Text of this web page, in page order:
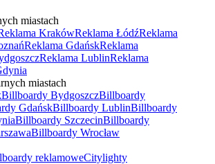
miastach
KrakówReklama ŁódźReklama
Reklama GdańskReklama
Reklama LublinReklama
miastach
Billboardy BydgoszczBillboardy
GdańskBillboardy LublinBillboardy
Billboardy SzczecinBillboardy
Billboardy Wrocław
reklamoweCitylighty